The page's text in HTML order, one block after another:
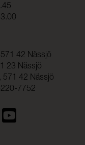
42 Nässjö
23 Nässjö
571 42 Nässjö
7752